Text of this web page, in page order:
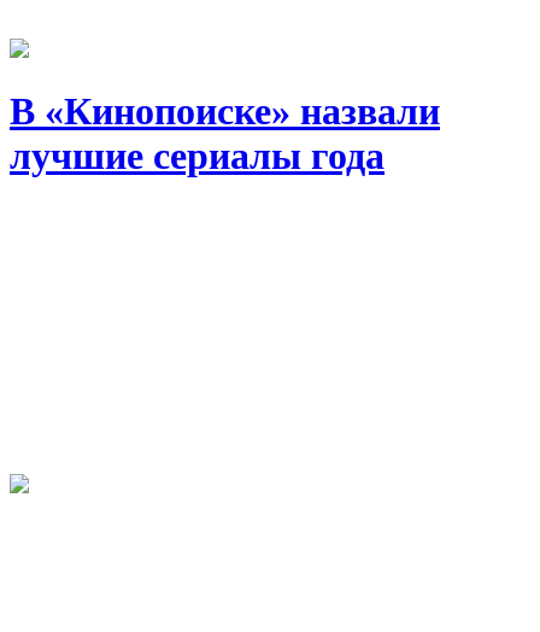
В «Кинопоиске» назвали
лучшие сериалы года